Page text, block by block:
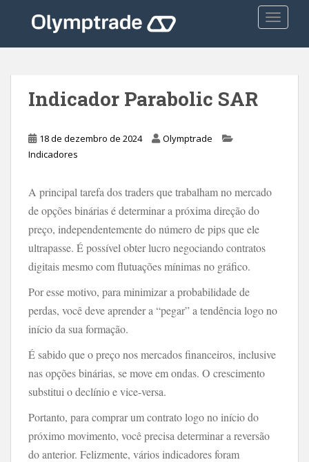
Indicador Parabolic SAR
18 de dezembro de 2024
Olymptrade
Indicadores
A principal tarefa dos traders que trabalham no mercado
de opções binárias é determinar a próxima direção do
preço, independentemente do número de pips que ele
ultrapasse. É possível obter lucro negociando contratos
digitais mesmo com flutuações mínimas no gráfico.
Por esse motivo, para minimizar a probabilidade de
perdas, você deve aprender a “pegar” a tendência logo no
início da sua formação.
É sabido que o preço nos mercados financeiros, inclusive
nas opções binárias, se move em ondas. O crescimento
substitui o declínio e vice-versa.
Portanto, para comprar um contrato logo no início do
próximo movimento, você precisa determinar a reversão
do anterior. Felizmente, vários indicadores foram